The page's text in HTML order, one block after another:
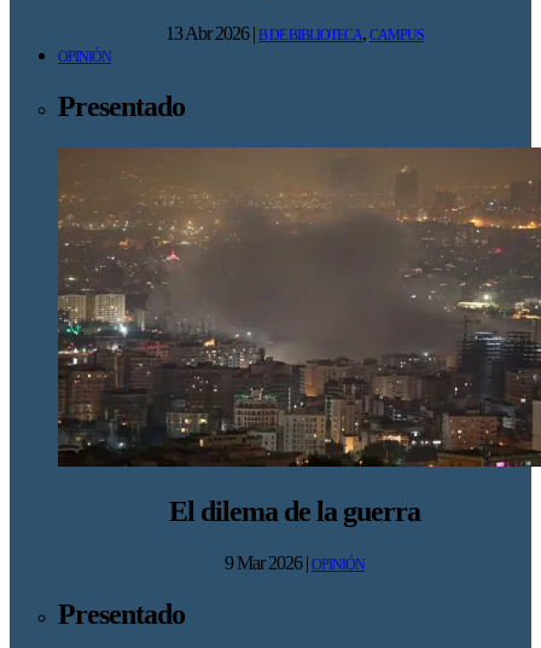
13 Abr 2026| B DE BIBLIOTECA, CAMPUS
OPINIÓN
Presentado
El dilema de la guerra
9 Mar 2026| OPINIÓN
Presentado